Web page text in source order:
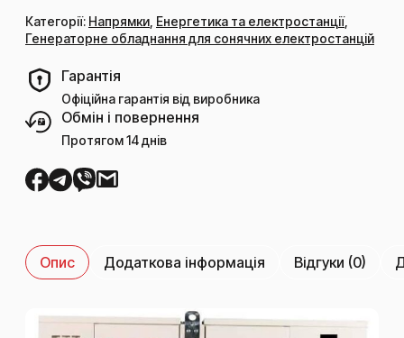
Категорії: Напрямки Енергетика та електростанції,
Генераторне обладнання для сонячних електростанцій
Гарантія
Офіційна гарантія від виробника
Обмін і повернення
Протягом 14 днів
Опис Додаткова інформація Відгуки (0)